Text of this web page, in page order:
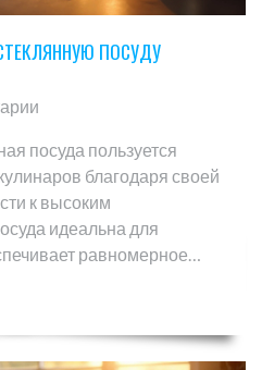
ПОСУДУ
посуда пользуется
благодаря своей
к высоким
идеальна для
равномерное
стекла, их
применения. Также
по выбору нужной